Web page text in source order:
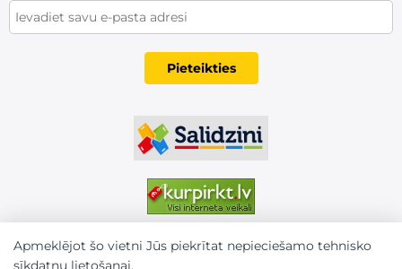
Pieteikties
Apmeklējot šo vietni Jūs piekrītat nepieciešamo tehnisko
sīkdatņu lietošanai.